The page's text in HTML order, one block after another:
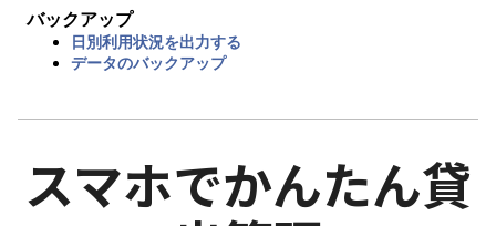
バックアップ
日別利用状況を出力する
データのバックアップ
スマホでかんたん貸